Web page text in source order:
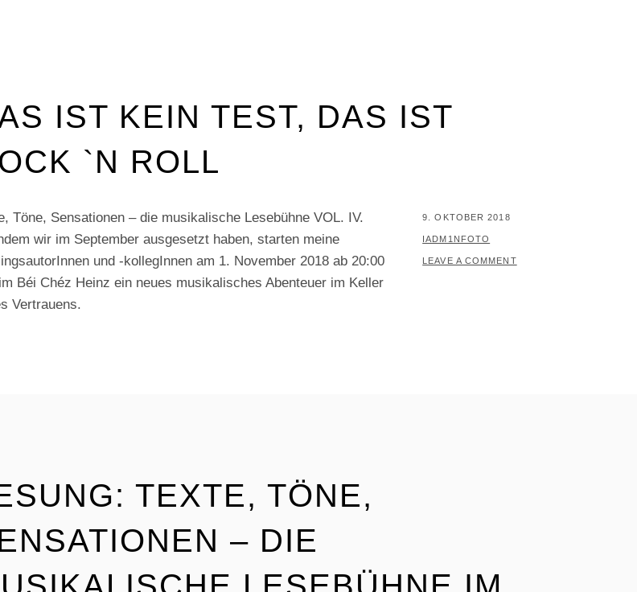
IST KEIN TEST, DAS IST
`N ROLL
Töne, Sensationen – die musikalische Lesebühne VOL. IV.
wir im September ausgesetzt haben, starten meine
und -kollegInnen am 1. November 2018 ab 20:00
Béi Chéz Heinz ein neues musikalisches Abenteuer im Keller
Vertrauens.
POSTED
ON
9. OKTOBER 2018
BY
IADM1NFOTO
LEAVE A COMMENT
TEXTE, TÖNE,
– DIE